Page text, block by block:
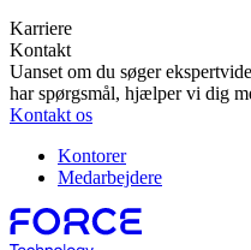
Karriere
Kontakt
Uanset om du søger
har spørgsmål, hjælper vi dig
Kontakt os
Kontorer
Medarbejdere